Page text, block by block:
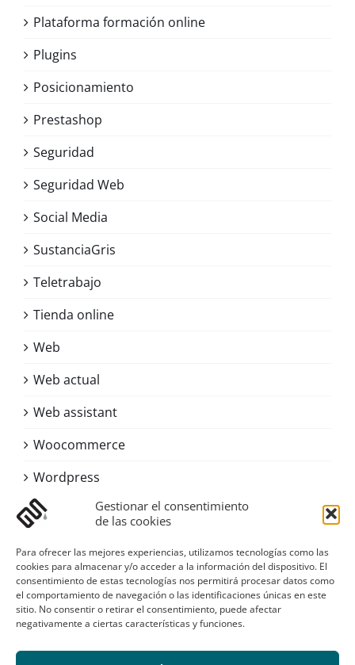
Gestionar el consentimiento
de las cookies
Para ofrecer las mejores experiencias, utilizamos tecnologías como las
cookies para almacenar y/o acceder a la información del dispositivo. El
consentimiento de estas tecnologías nos permitirá procesar datos como
el comportamiento de navegación o las identificaciones únicas en este
sitio. No consentir o retirar el consentimiento, puede afectar
negativamente a ciertas características y funciones.
Plataforma formación online
Plugins
Posicionamiento
Prestashop
Seguridad
Seguridad Web
Social Media
SustanciaGris
Teletrabajo
Tienda online
Web
Web actual
Web assistant
Woocommerce
Wordpress
Asturias
Email:digital@sustanciagris.com
Web:www.sustanciagris.com
Galería